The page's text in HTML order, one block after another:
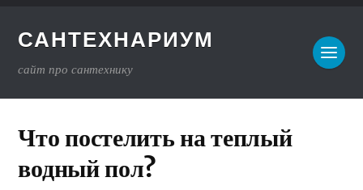
САНТЕХНАРИУМ
сайт про сантехнику
Что постелить на теплый
водный пол?